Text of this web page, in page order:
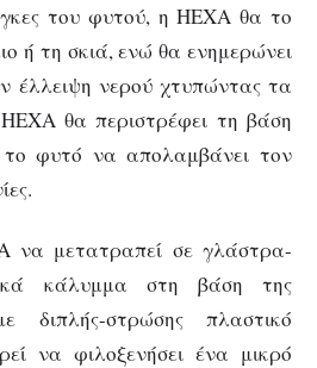
του φυτού, η HEXA θα το
ή τη σκιά, ενώ θα ενημερώνει
έλλειψη νερού χτυπώντας τα
θα περιστρέφει τη βάση
φυτό να απολαμβάνει τον
να μετατραπεί σε γλάστρα-
κάλυμμα στη βάση της
διπλής-στρώσης πλαστικό
να φιλοξενήσει ένα μικρό